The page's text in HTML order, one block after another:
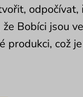
Bobíci jsou
produkci, což